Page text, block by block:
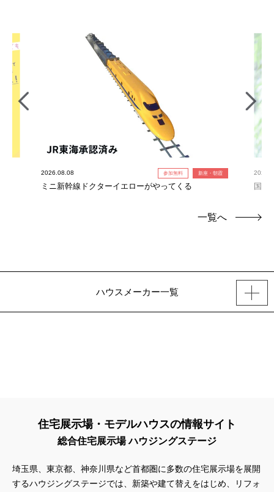
2026.08.08 参加無料 新座・朝霞
ミニ新幹線ドクターイエローがやってくる 国産
一覧へ
ハウスメーカー一覧
住宅展示場・モデルハウスの情報サイト
総合住宅展示場 ハウジングステージ
埼玉県、東京都、神奈川県など首都圏に多数の住宅展示場を展開
するハウジングステージでは、新築や建て替えをはじめ、リフォ